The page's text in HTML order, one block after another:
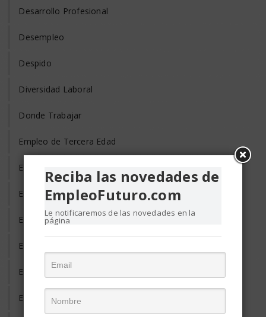
Desarrollo Profesional
Desempleo
Despido
Diversidad Laboral
Donde Trabajar
Empleo de Tercera Edad
Empleo Discapacitados
Empleo en el Mundo
Empleo Freelance
Empleo Informal
Empleo Temporal
Emprendedores
Reciba las novedades de
EmpleoFuturo.com
Le notificaremos de las novedades en la
página